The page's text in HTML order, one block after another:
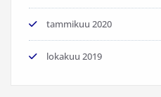
tammikuu 2020
lokakuu 2019